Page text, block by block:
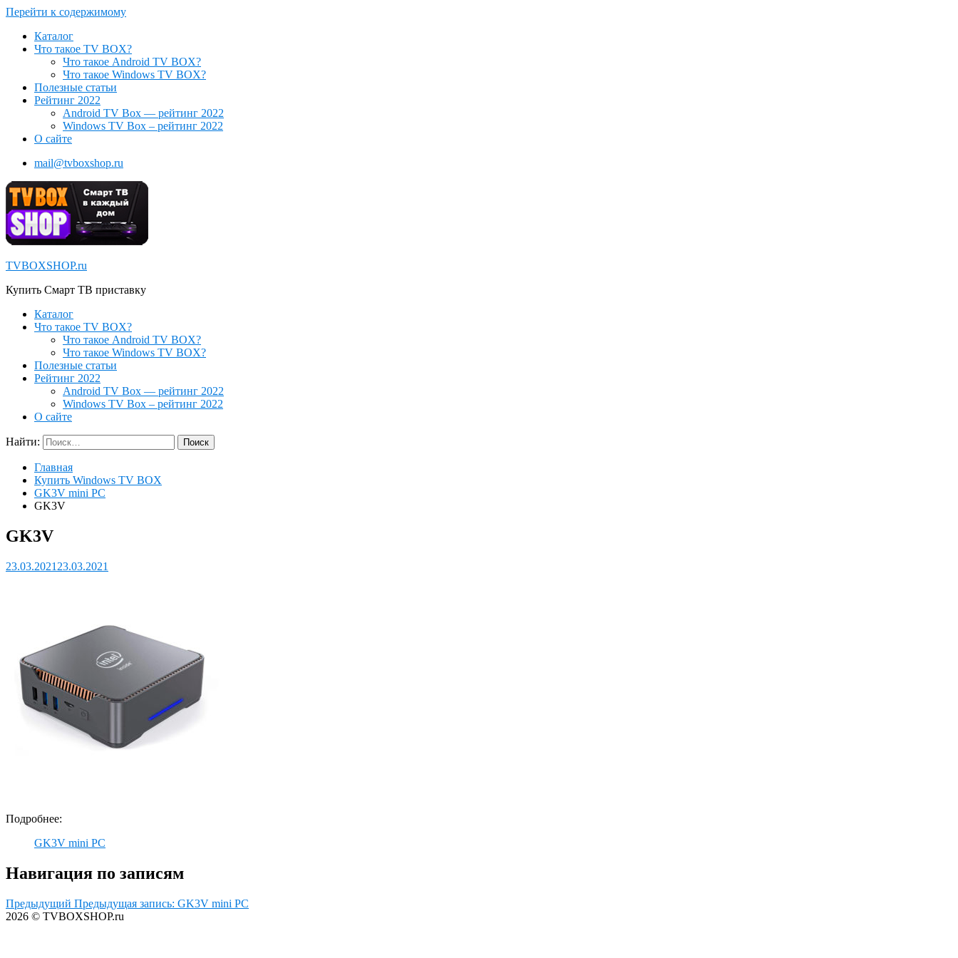
Перейти к содержимому
Каталог
Что такое TV BOX?
Что такое Android TV BOX?
Что такое Windows TV BOX?
Полезные статьи
Рейтинг 2022
Android TV Box — рейтинг 2022
Windows TV Box – рейтинг 2022
О сайте
mail@tvboxshop.ru
TVBOXSHOP.ru
Купить Смарт ТВ приставку
Каталог
Что такое TV BOX?
Что такое Android TV BOX?
Что такое Windows TV BOX?
Полезные статьи
Рейтинг 2022
Android TV Box — рейтинг 2022
Windows TV Box – рейтинг 2022
О сайте
Найти:
Главная
Купить Windows TV BOX
GK3V mini PC
GK3V
GK3V
23.03.2021 23.03.2021
Подробнее:
GK3V mini PC
Навигация по записям
Предыдущий Предыдущая запись: GK3V mini PC
2026 © TVBOXSHOP.ru